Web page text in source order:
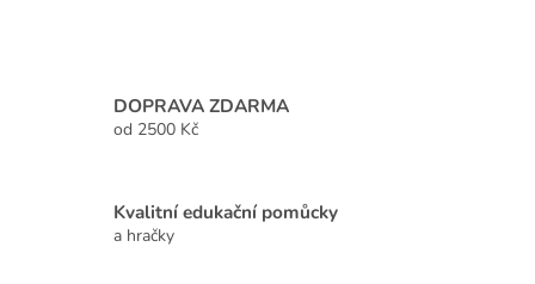
DOPRAVA ZDARMA
od 2500 Kč
Kvalitní edukační pomůcky
a hračky